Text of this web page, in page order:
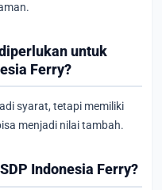
untuk
Ferry?
syarat, tetapi memiliki
menjadi nilai tambah.
Indonesia Ferry?